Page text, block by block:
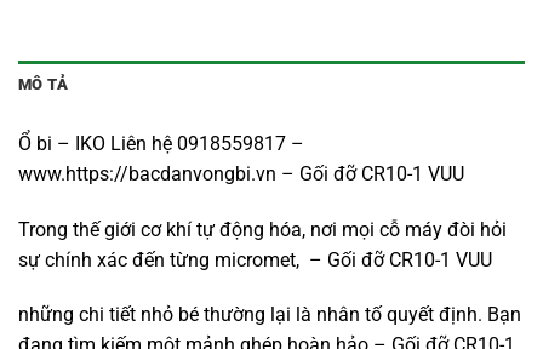
MÔ TẢ
Ổ bi – IKO Liên hệ 0918559817 –
www.https://bacdanvongbi.vn – Gối đỡ CR10-1 VUU
Trong thế giới cơ khí tự động hóa, nơi mọi cỗ máy đòi hỏi
sự chính xác đến từng micromet, – Gối đỡ CR10-1 VUU
những chi tiết nhỏ bé thường lại là nhân tố quyết định. Bạn